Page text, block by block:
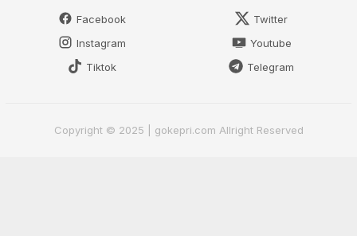
Facebook
Twitter
Instagram
Youtube
Tiktok
Telegram
Copyright © 2025 | gokepri.com Allright Reserved